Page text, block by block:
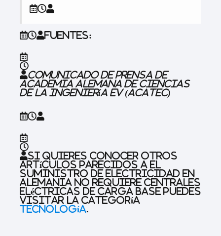
Fuentes:
Comunicado de prensa de
Academia Alemana de Ciencias
de la Ingeniería ev(acatec)
Si quieres conocer otros
artículos parecidos a El
suministro de electricidad en
Alemania no requiere centrales
eléctricas de carga base puedes
visitar la categoría
Tecnología.